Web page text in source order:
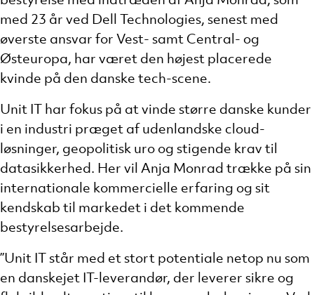
med 23 år ved Dell Technologies, senest med
øverste ansvar for Vest- samt Central- og
Østeuropa, har været den højest placerede
kvinde på den danske tech-scene.
Unit IT har fokus på at vinde større danske kunder
i en industri præget af udenlandske cloud-
løsninger, geopolitisk uro og stigende krav til
datasikkerhed. Her vil Anja Monrad trække på sin
internationale kommercielle erfaring og sit
kendskab til markedet i det kommende
bestyrelsesarbejde.
”Unit IT står med et stort potentiale netop nu som
en danskejet IT-leverandør, der leverer sikre og